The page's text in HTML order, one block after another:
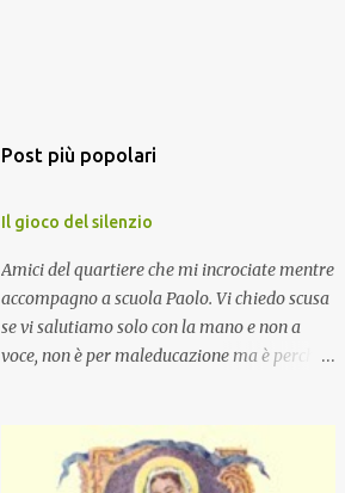
Post più popolari
Il gioco del silenzio
Amici del quartiere che mi incrociate mentre
accompagno a scuola Paolo. Vi chiedo scusa
se vi salutiamo solo con la mano e non a
voce, non è per maleducazione ma è perché